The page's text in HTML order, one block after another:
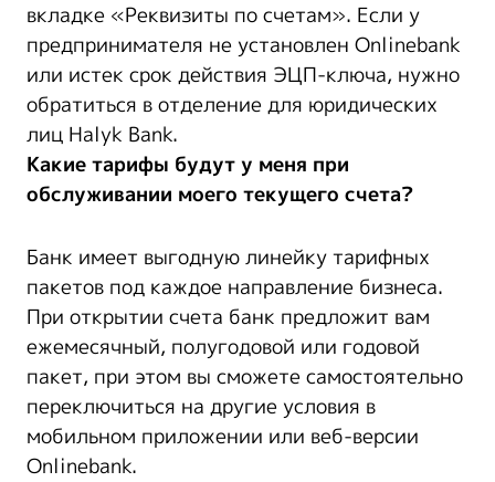
вкладке «Реквизиты по счетам». Если у
предпринимателя не установлен Onlinebank
или истек срок действия ЭЦП-ключа, нужно
обратиться в отделение для юридических
лиц Halyk Bank.
Какие тарифы будут у меня при
обслуживании моего текущего счета?
Банк имеет выгодную линейку тарифных
пакетов под каждое направление бизнеса.
При открытии счета банк предложит вам
ежемесячный, полугодовой или годовой
пакет, при этом вы сможете самостоятельно
переключиться на другие условия в
мобильном приложении или веб-версии
Onlinebank.